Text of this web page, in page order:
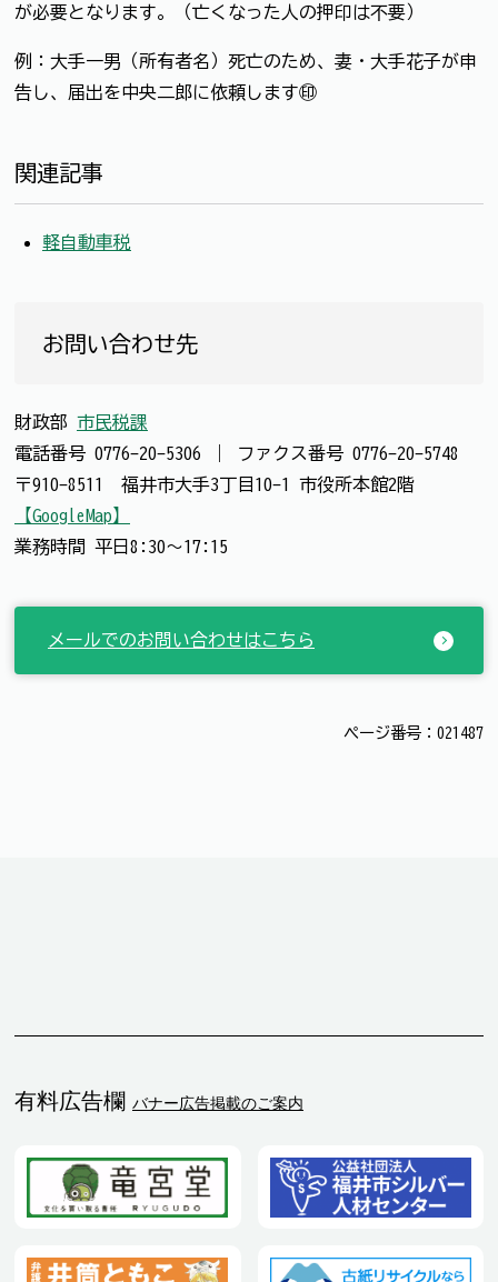
が必要となります。（亡くなった人の押印は不要）
例：大手一男（所有者名）死亡のため、妻・大手花子が申
告し、届出を中央二郎に依頼します㊞
関連記事
軽自動車税
お問い合わせ先
財政部 市民税課
電話番号 0776-20-5306 ファクス番号 0776-20-5748
〒910-8511 福井市大手3丁目10-1 市役所本館2階
【GoogleMap】
業務時間 平日8:30～17:15
メールでのお問い合わせはこちら
ページ番号：021487
有料広告欄 バナー広告掲載のご案内